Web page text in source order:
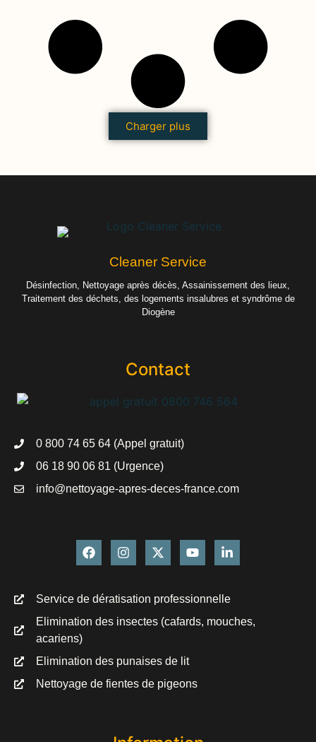
Charger plus
Cleaner Service
Désinfection, Nettoyage après décès, Assainissement des lieux,
Traitement des déchets, des logements insalubres et syndrôme de
Diogène
Contact
0 800 74 65 64 (Appel gratuit)
06 18 90 06 81 (Urgence)
info@nettoyage-apres-deces-france.com
Service de dératisation professionnelle
Elimination des insectes (cafards, mouches,
acariens)
Elimination des punaises de lit
Nettoyage de fientes de pigeons